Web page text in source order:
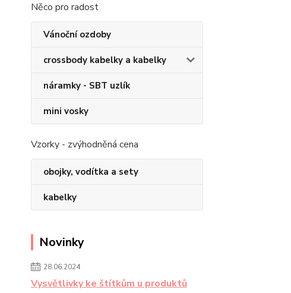
Něco pro radost
Vánoční ozdoby
crossbody kabelky a kabelky
náramky - SBT uzlík
mini vosky
Vzorky - zvýhodněná cena
obojky, vodítka a sety
kabelky
Novinky
28.06.2024
Vysvětlivky ke štítkům u produktů